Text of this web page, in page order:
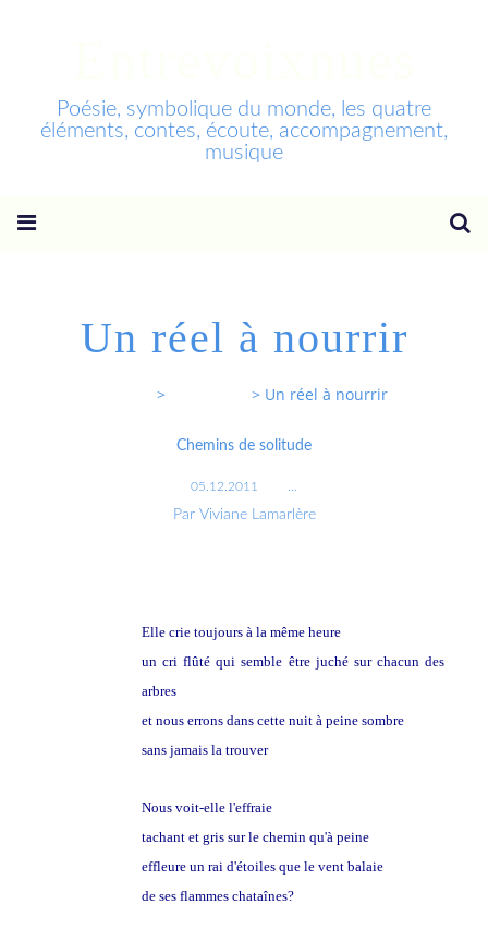
Poésie, symbolique du monde, les quatre
éléments, contes, écoute, accompagnement,
musique
Un réel à nourrir
> > Un réel à nourrir
Chemins de solitude
05.12.2011
Par Viviane Lamarlère
Elle crie toujours à la même heure
un cri flûté qui semble être juché sur chacun des
arbres
et nous errons dans cette nuit à peine sombre
sans jamais la trouver
Nous voit-elle l'effraie
tachant et gris sur le chemin qu'à peine
effleure un rai d'étoiles que le vent balaie
de ses flammes chataînes?